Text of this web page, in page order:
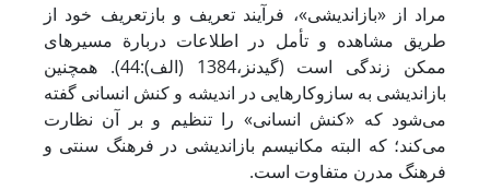
مراد از «بازاندیشی»، فرآیند تعریف و بازتعریف خود از
طریق مشاهده و تأمل در اطلاعات دربارة مسیرهای
ممکن زندگی است (گیدنز،1384 (الف):44). همچنین
بازاندیشی به سازوکارهایی در اندیشه و کنش انسانی گفته
می‌شود که «کنش انسانی» را تنظیم و بر آن نظارت
می‌کند؛ که البته مکانیسم بازاندیشی در فرهنگ سنتی و
فرهنگ مدرن متفاوت است.